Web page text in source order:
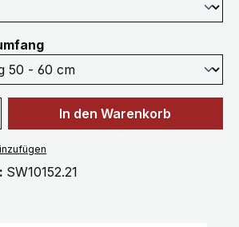
auswählen
Gib den
In den Warenkorb
SW10152.21